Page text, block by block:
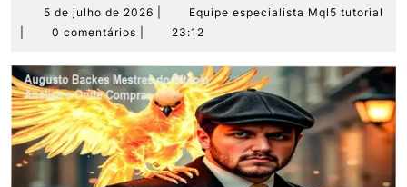
5 de julho de 2026
de
2026
Equipe especialista Mql5 tutorial
0 comentários 23:12